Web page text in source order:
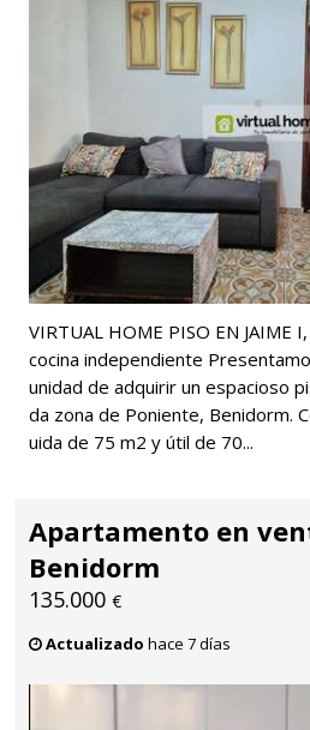
VIRTUAL HOME PISO EN JAIME
cocina independiente
unidad de adquirir un espacioso
da zona de Poniente, Benidorm.
uida de 75 m2 y útil de 70...
Apartamento en
Benidorm
135.000 €
Actualizado hace 7 días